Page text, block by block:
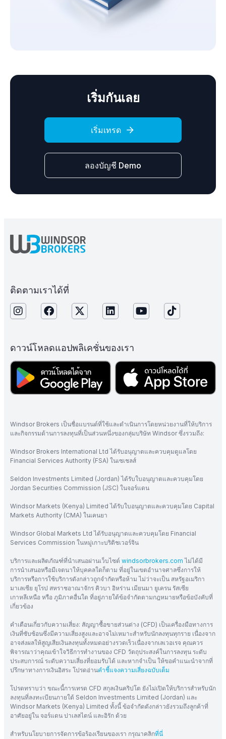
เริ่มกันเลย
เริ่มเทรด
ลองบัญชี Demo
ติดตามเราได้ที่
ดาวน์โหลดแอปพลิเคชั่นของเรา
Windsor Brokers เป็นชื่อแบรนด์ที่ใช้และดำเนินการโดยหน่วยงานที่ให้บริการ
และกิจกรรมด้านการลงทุนที่เป็นส่วนหนึ่งของกลุ่มบริษัท Windsor ซึ่งรวมถึง:
Windsor Brokers International Ltd ได้รับอนุญาตและควบคุมดูแลโดย
Financial Services Authority (FSA) ในเซเชลส์
Seldon Investments Limited (Jordan) ได้รับใบอนุญาตและควบคุมโดย
Jordan Securities Commission (JSC) ในจอร์แดน
Windsor Markets (Kenya) Limited ได้รับใบอนุญาตและควบคุมโดย Capital
Markets Authority (CMA) ในเคนยา
Windsor Global Markets Ltd ได้รับอนุญาตและควบคุมโดย Financial
Services Commission ในหมู่เกาะบริติชเวอร์จิน
บริการและผลิตภัณฑ์ที่นำเสนอผ่านเว็บไซต์ windsorbrokers.com ไม่ได้มี
การนำเสนอหรือมีเจตนาให้บุคคลใดก็ตาม ที่อยู่ในเขตอำนาจศาลซึ่งการให้
บริการหรือการใช้บริการดังกล่าวถูกจำกัดหรือห้าม ไม่ว่าจะเป็น สหรัฐอเมริกา
มาเลเซีย ยุโรป สหราชอาณาจักร คิวบา อิหร่าน เมียนมา ยูเครน รัสเซีย
เกาหลีเหนือ หรือ ภูมิภาคอื่นใด ที่อยู่ภายใต้ข้อจำกัดตามกฎหมายหรือข้อบังคับที่
เกี่ยวข้อง
คำเตือนเกี่ยวกับความเสี่ยง: สัญญาซื้อขายส่วนต่าง (CFD) เป็นเครื่องมือทางการ
เงินที่ซับซ้อนซึ่งมีความเสี่ยงสูงและอาจไม่เหมาะสำหรับนักลงทุนทุกราย เนื่องจาก
อาจส่งผลให้สูญเสียเงินลงทุนทั้งหมดอย่างรวดเร็วเนื่องจากเลเวอเรจ คุณควร
พิจารณาว่าคุณเข้าใจวิธีการทำงานของ CFD วัตถุประสงค์ในการลงทุน ระดับ
ประสบการณ์ ระดับความเสี่ยงที่ยอมรับได้ และหากจำเป็น ให้ขอคำแนะนำจากที่
ปรึกษาทางการเงินอิสระ โปรดอ่านคำชี้แจงความเสี่ยงฉบับเต็ม
โปรดทราบว่า ขณะนี้การเทรด CFD สกุลเงินคริปโต ยังไม่เปิดให้บริการสำหรับนัก
ลงทุนที่ลงทะเบียนภายใต้ Seldon Investments Limited (Jordan) และ
Windsor Markets (Kenya) Limited ทั้งนี้ ข้อจำกัดดังกล่าวยังรวมถึงลูกค้าที่
อาศัยอยู่ใน จอร์แดน ปาเลสไตน์ และอิรัก ด้วย
สำหรับนโยบายการจัดการข้อร้องเรียนของเรา กรุณาคลิกที่นี่